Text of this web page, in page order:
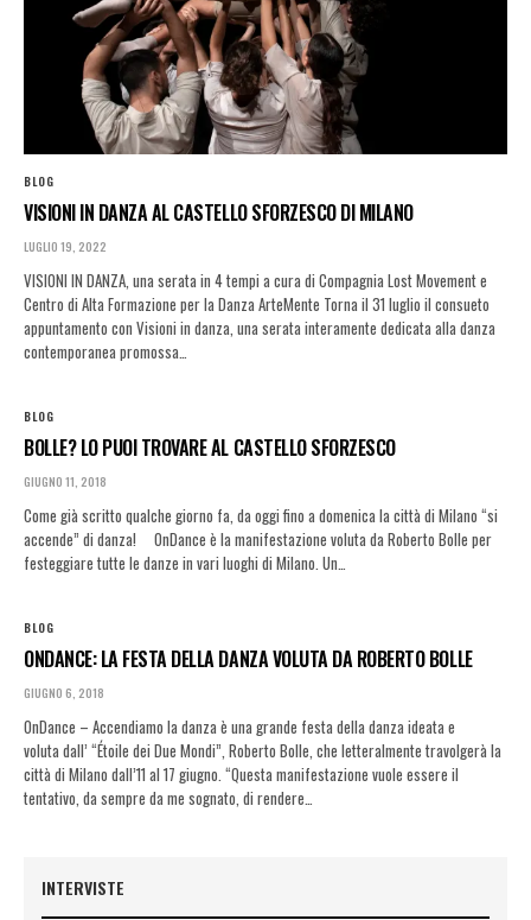
BLOG
VISIONI IN DANZA AL CASTELLO SFORZESCO DI MILANO
LUGLIO 19, 2022
VISIONI IN DANZA, una serata in 4 tempi a cura di Compagnia Lost Movement e
Centro di Alta Formazione per la Danza ArteMente Torna il 31 luglio il consueto
appuntamento con Visioni in danza, una serata interamente dedicata alla danza
contemporanea promossa…
BLOG
BOLLE? LO PUOI TROVARE AL CASTELLO SFORZESCO
GIUGNO 11, 2018
Come già scritto qualche giorno fa, da oggi fino a domenica la città di Milano “si
accende” di danza! OnDance è la manifestazione voluta da Roberto Bolle per
festeggiare tutte le danze in vari luoghi di Milano. Un…
BLOG
ONDANCE: LA FESTA DELLA DANZA VOLUTA DA ROBERTO BOLLE
GIUGNO 6, 2018
OnDance – Accendiamo la danza è una grande festa della danza ideata e
voluta dall’ “Étoile dei Due Mondi”, Roberto Bolle, che letteralmente travolgerà la
città di Milano dall’11 al 17 giugno. “Questa manifestazione vuole essere il
tentativo, da sempre da me sognato, di rendere…
INTERVISTE